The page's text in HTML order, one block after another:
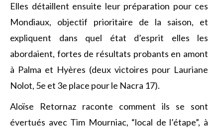
Elles détaillent ensuite leur préparation pour ces
Mondiaux, objectif prioritaire de la saison, et
expliquent dans quel état d’esprit elles les
abordaient, fortes de résultats probants en amont
à Palma et Hyères (deux victoires pour Lauriane
Nolot, 5e et 3e place pour le Nacra 17).
Aloïse Retornaz raconte comment ils se sont
évertués avec Tim Mourniac, “local de l’étape”, à